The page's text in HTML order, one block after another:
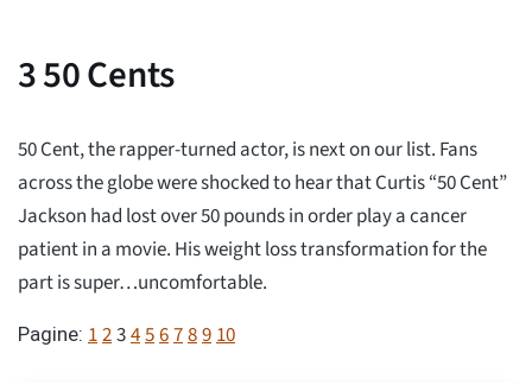
350 Cents
50 Cent, the rapper-turned actor, is next on our list. Fans
across the globe were shocked to hear that Curtis “50 Cent”
Jackson had lost over 50 pounds in order play a cancer
patient in a movie. His weight loss transformation for the
part is super…uncomfortable.
Pagine: 12345678910